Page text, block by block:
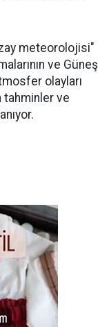
meteorolojisi"
ve Güneş
olayları
tahminler ve